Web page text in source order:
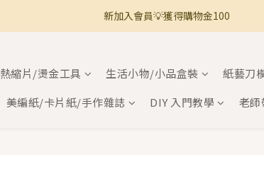
🚚 全館滿800免運 🚚
新加入會員💡獲得購物金100
熱縮片/燙金工具 生活小物/小品盒裝 紙藝刀
美編紙/卡片紙/手作雜誌 DIY 入門教學 老師